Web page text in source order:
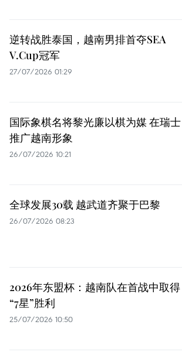
逆转战胜泰国，越南男排首夺SEA
V.Cup冠军
27/07/2026 01:29
国际象棋名将黎光廉以棋为媒 在瑞士
推广越南形象
26/07/2026 10:21
全球发展30载 越武道齐聚于巴黎
26/07/2026 08:23
2026年东盟杯：越南队在首战中取得
“7星”胜利
25/07/2026 10:50